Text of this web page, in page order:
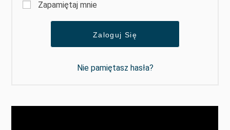
Zapamiętaj mnie
Zaloguj Się
Nie pamiętasz hasła?